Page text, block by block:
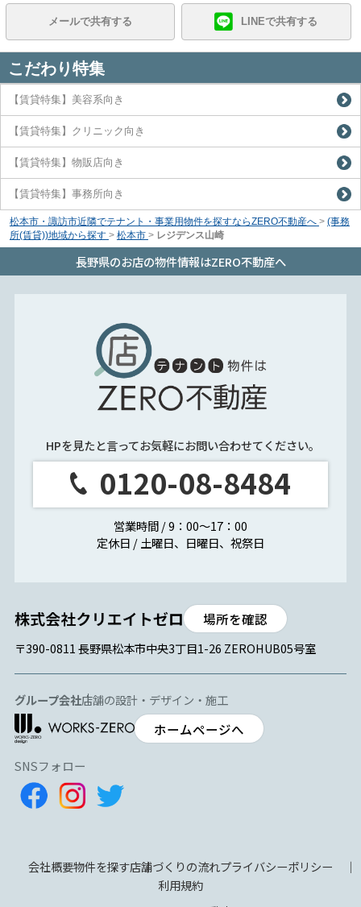
メールで共有する LINEで共有する
こだわり特集
【賃貸特集】美容系向き
【賃貸特集】クリニック向き
【賃貸特集】物販店向き
【賃貸特集】事務所向き
松本市・諏訪市近隣でテナント・事業用物件を探すならZERO不動産へ > (事務
所(賃貸))地域から探す > 松本市 > レジデンス山崎
長野県のお店の物件情報はZERO不動産へ
HPを見たと言ってお気軽にお問い合わせてください。
0120-08-8484
営業時間 / 9：00～17：00
定休日 / 土曜日、日曜日、祝祭日
場所を確認
〒390-0811 長野県松本市中央3丁目1-26 ZEROHUB05号室
グループ会社店舗の設計・デザイン・施工
ホームページへ
SNSフォロー
会社概要物件を探す店舗づくりの流れプライバシーポリシー
利用規約